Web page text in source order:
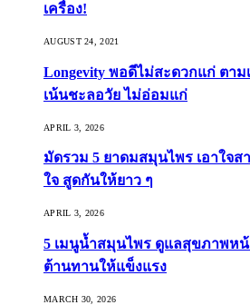
เครื่อง!
AUGUST 24, 2021
Longevity พอดีไม่สะดวกแก่ ตา
เน้นชะลอวัย ไม่อ่อมแก่
APRIL 3, 2026
มัดรวม 5 ยาดมสมุนไพร เอาใจ
ใจ สูดกันให้ยาว ๆ
APRIL 3, 2026
5 เมนูน้ำสมุนไพร ดูแลสุขภาพห
ต้านทานให้แข็งแรง
MARCH 30, 2026